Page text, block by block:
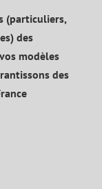
(particuliers,
des
modèles
des